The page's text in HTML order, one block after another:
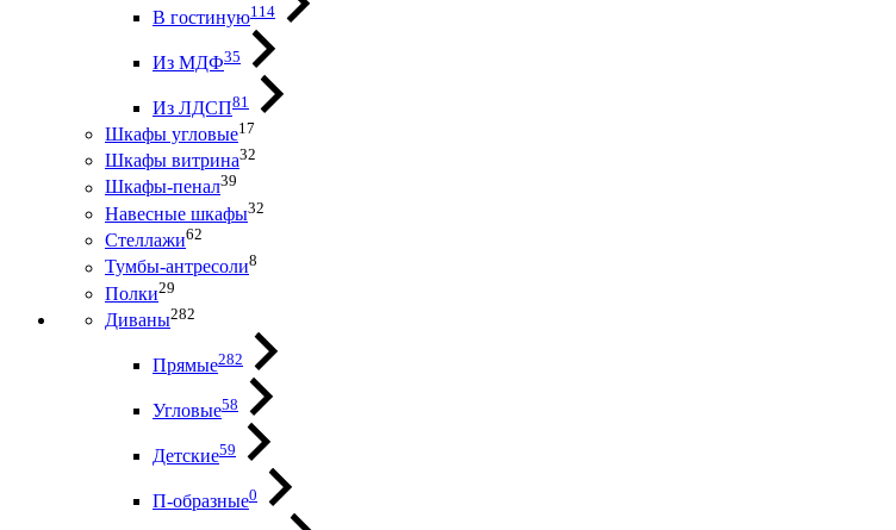
В гостиную114
Из МДФ35
Из ЛДСП81
Шкафы угловые17
Шкафы витрина32
Шкафы-пенал39
Навесные шкафы32
Стеллажи62
Тумбы-антресоли8
Полки29
Диваны282
Прямые282
Угловые58
Детские59
П-образные0